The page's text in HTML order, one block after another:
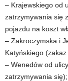
– Krajewskiego od
zatrzymywania się
pojazdu na koszt
– Zakroczymska i
Katyńskiego
– Wenedów od
zatrzymywania się);